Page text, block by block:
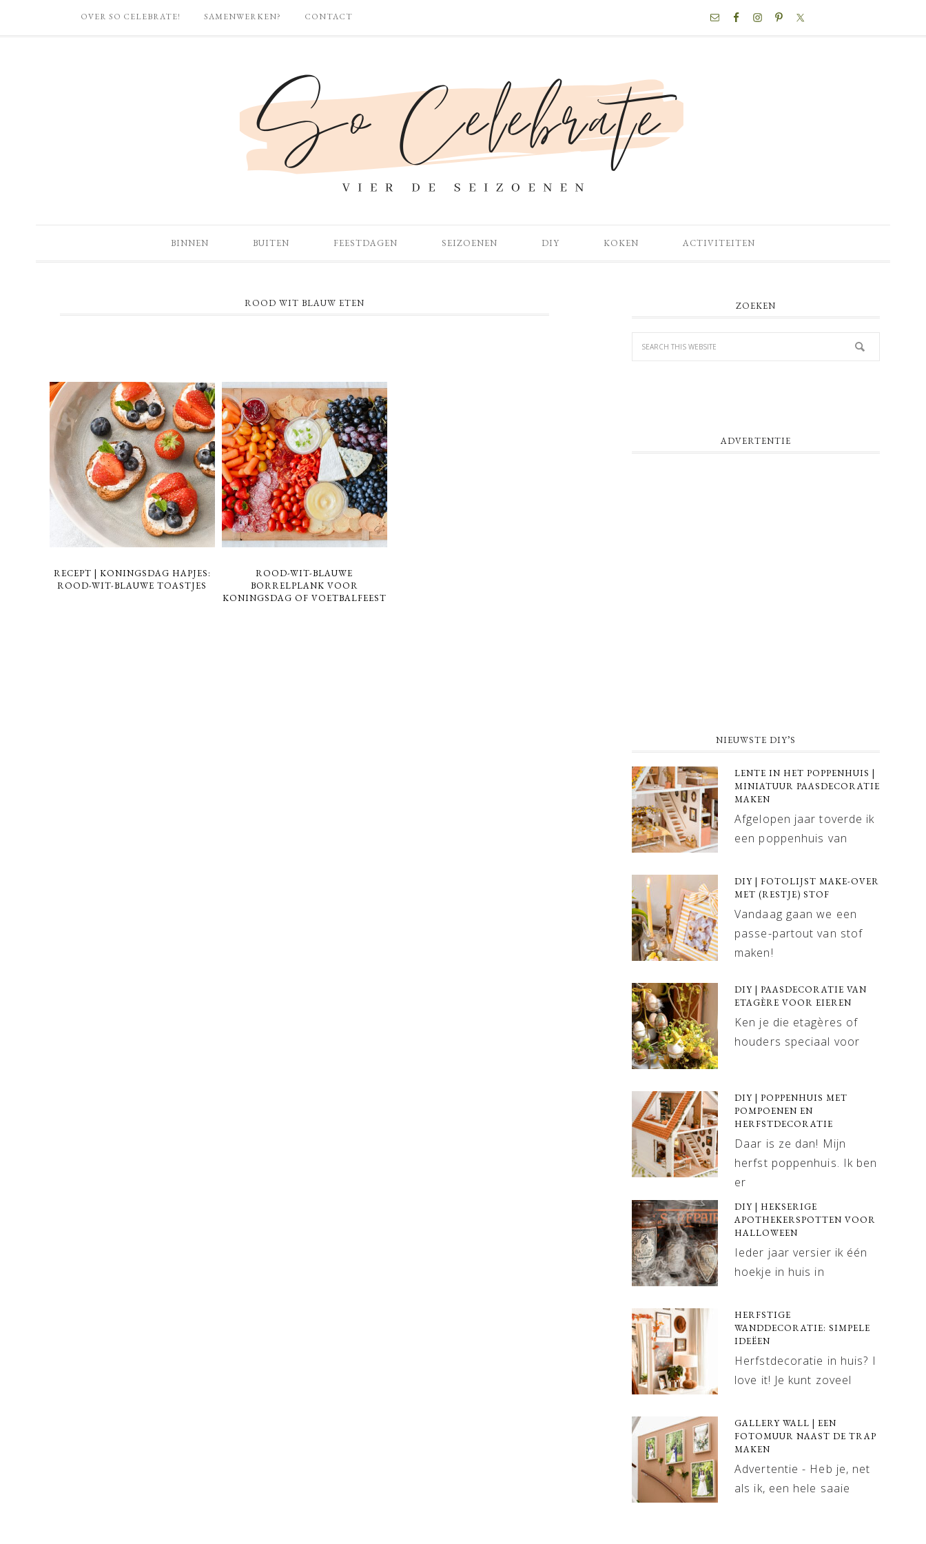
OVER SO CELEBRATE! SAMENWERKEN? CONTACT
BINNEN BUITEN FEESTDAGEN SEIZOENEN DIY KOKEN ACTIVITEITEN
ROOD WIT BLAUW ETEN
RECEPT | KONINGSDAG HAPJES:
ROOD-WIT-BLAUWE TOASTJES
ROOD-WIT-BLAUWE
BORRELPLANK VOOR
KONINGSDAG OF VOETBALFEEST
ZOEKEN
ADVERTENTIE
NIEUWSTE DIY’S
LENTE IN HET POPPENHUIS |
MINIATUUR PAASDECORATIE
MAKEN
Afgelopen jaar toverde ik
een poppenhuis van
DIY | FOTOLIJST MAKE-OVER
MET (RESTJE) STOF
Vandaag gaan we een
passe-partout van stof
maken!
DIY | PAASDECORATIE VAN
ETAGÈRE VOOR EIEREN
Ken je die etagères of
houders speciaal voor
DIY | POPPENHUIS MET
POMPOENEN EN
HERFSTDECORATIE
Daar is ze dan! Mijn
herfst poppenhuis. Ik ben
er
DIY | HEKSERIGE
APOTHEKERSPOTTEN VOOR
HALLOWEEN
Ieder jaar versier ik één
hoekje in huis in
HERFSTIGE
WANDDECORATIE: SIMPELE
IDEËEN
Herfstdecoratie in huis? I
love it! Je kunt zoveel
GALLERY WALL | EEN
FOTOMUUR NAAST DE TRAP
MAKEN
Advertentie - Heb je, net
als ik, een hele saaie